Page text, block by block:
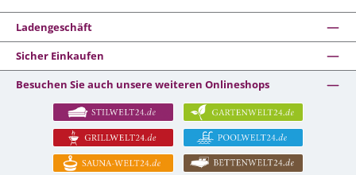
Ladengeschäft
Sicher Einkaufen
Besuchen Sie auch unsere weiteren Onlineshops